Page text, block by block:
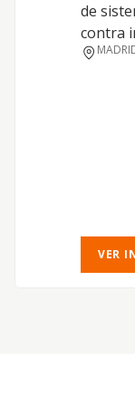
de
contra
VER